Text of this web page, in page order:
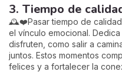
3. Tiempo de
🕰️❤️Pasar tiempo de calidad
el vínculo emocional.
disfruten, como salir a
juntos. Estos momentos
felices y a fortalecer la